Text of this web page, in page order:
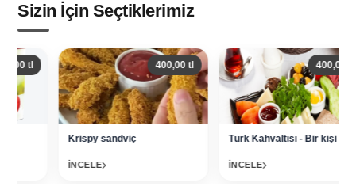
Sizin İçin Seçtiklerimiz
400,00 tl
Krispy sandviç
İNCELE
400,00 tl
Türk Kahvaltısı - Bir kişi
İNCELE